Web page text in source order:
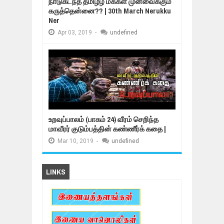
கருத்தென்னை?? | 30th March Nerukku
Ner
Apr 03, 2019 - undefined
உறவுப்பாலம் (பாகம் 24) வீரம் செறிந்த
மாவீரர் குடும்பத்தின் கண்ணீர்க் கதை |
Mar 10, 2019 - undefined
LINKS